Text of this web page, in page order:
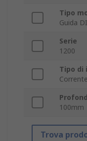
Tipo
Guida
Serie
1200
Tipo di
100mm
Trova